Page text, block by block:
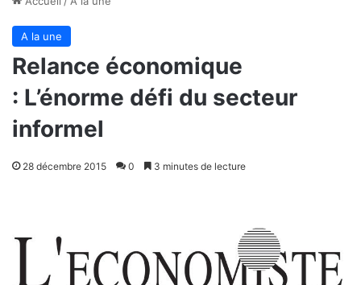
A la une
Relance économique
: L’énorme défi du secteur
informel
28 décembre 2015 0 3 minutes de lecture